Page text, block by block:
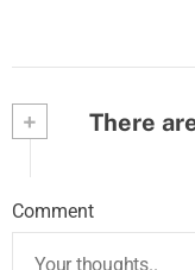
+ There
Comment